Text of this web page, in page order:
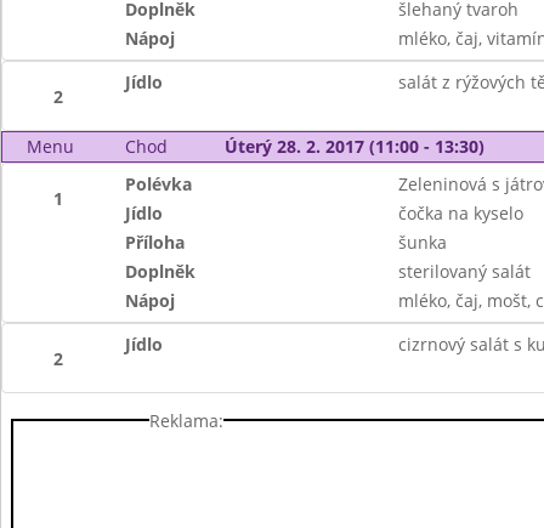
Doplněk
šlehaný tvaroh
Nápoj
mléko, čaj,
2
Jídlo salát z rýžových
Menu Chod Úterý 28. 2. 2017 (11:00 - 13:30)
1
Polévka
Zeleninová s
Jídlo
čočka na kyselo
Příloha
šunka
Doplněk
sterilovaný salát
Nápoj
mléko, čaj, mošt,
2
Jídlo cizrnový salát s
Reklama: